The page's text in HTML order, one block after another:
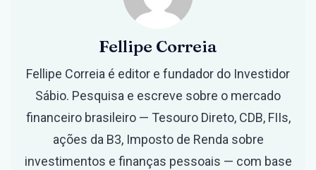
Fellipe Correia
Fellipe Correia é editor e fundador do Investidor
Sábio. Pesquisa e escreve sobre o mercado
financeiro brasileiro — Tesouro Direto, CDB, FIIs,
ações da B3, Imposto de Renda sobre
investimentos e finanças pessoais — com base